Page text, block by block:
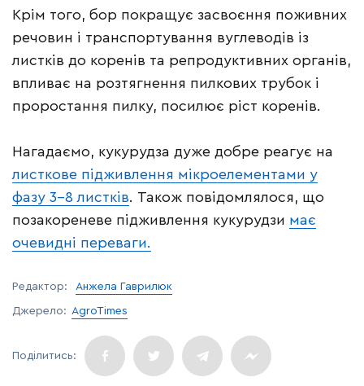
Крім того, бор покращує засвоєння поживних
речовин і транспортування вуглеводів із
листків до коренів та репродуктивних органів,
впливає на розтягнення пилкових трубок і
проростання пилку, посилює ріст коренів.
Нагадаємо, кукурудза дуже добре реагує на
листкове підживлення мікроелементами у
фазу 3-8 листків. Також повідомлялося, що
позакореневе підживлення кукурудзи має
очевидні переваги.
Редактор: Анжела Гаврилюк
Джерело: AgroTimes